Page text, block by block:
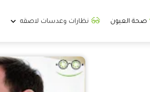
صحة العيون نظارات وعدسات لاصقه